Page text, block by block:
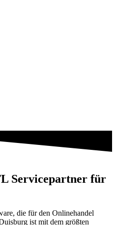
Servicepartner für
die für den Onlinehandel
ist mit dem größten